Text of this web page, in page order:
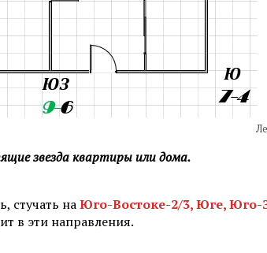
звезда квартиры или дома.
стучать наЮго-Востоке-2/3, Юге, Юго-
в эти направления.